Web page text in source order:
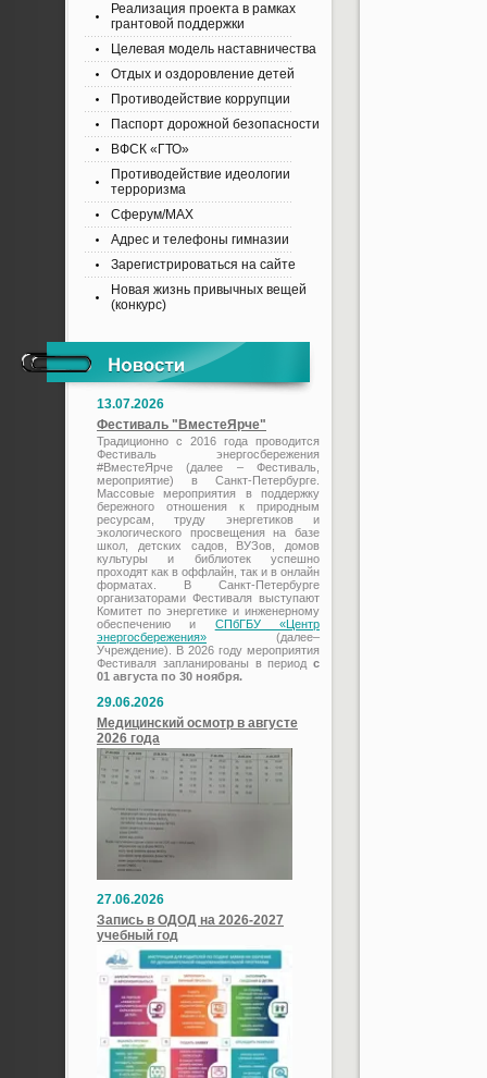
Реализация проекта в рамках
грантовой поддержки
Целевая модель наставничества
Отдых и оздоровление детей
Противодействие коррупции
Паспорт дорожной безопасности
ВФСК «ГТО»
Противодействие идеологии
терроризма
Сферум/MAX
Адрес и телефоны гимназии
Зарегистрироваться на сайте
Новая жизнь привычных вещей
(конкурс)
13.07.2026
Фестиваль "ВместеЯрче"
Традиционно с 2016 года проводится
Фестиваль энергосбережения
#ВместеЯрче (далее – Фестиваль,
мероприятие) в Санкт-Петербурге.
Массовые мероприятия в поддержку
бережного отношения к природным
ресурсам, труду энергетиков и
экологического просвещения на базе
школ, детских садов, ВУЗов, домов
культуры и библиотек успешно
проходят как в оффлайн, так и в онлайн
форматах. В Санкт-Петербурге
организаторами Фестиваля выступают
Комитет по энергетике и инженерному
обеспечению и СПбГБУ «Центр
энергосбережения» (далее–
Учреждение). В 2026 году мероприятия
Фестиваля запланированы в период с
01 августа по 30 ноября.
29.06.2026
Медицинский осмотр в августе
2026 года
27.06.2026
Запись в ОДОД на 2026-2027
учебный год